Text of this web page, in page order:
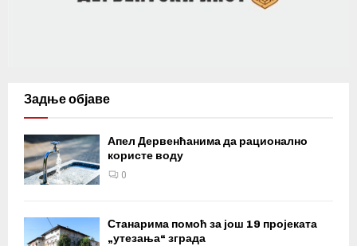
Задње објаве
Апел Дервенћанима да рационално
користе воду
0
Станарима помоћ за још 19 пројеката
„утезања“ зграда